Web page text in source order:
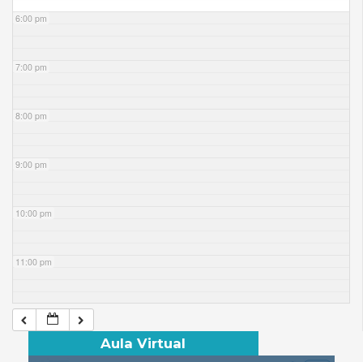
6:00 pm
7:00 pm
8:00 pm
9:00 pm
10:00 pm
11:00 pm
Aula Virtual